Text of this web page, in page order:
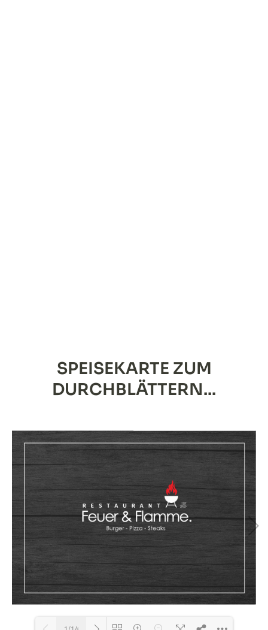
SPEISEKARTE ZUM
DURCHBLÄTTERN...